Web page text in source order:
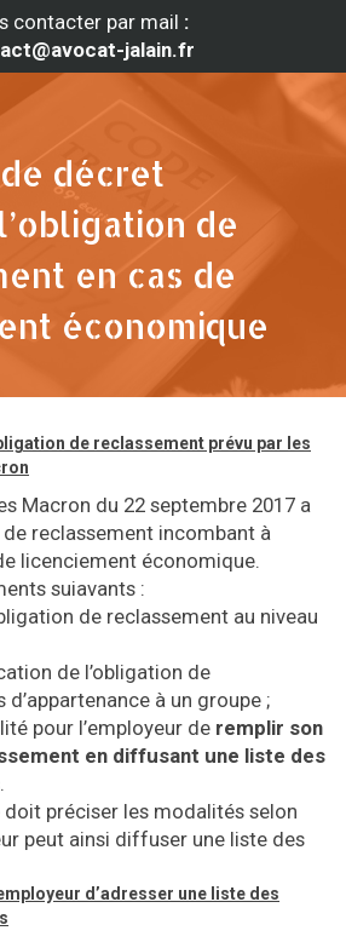
contacter par mail :
jalain.fr
décret
de
en cas de
économique
de reclassement prévu par les
Macron du 22 septembre 2017 a
reclassement incombant à
licenciement économique.
suiavants :
de reclassement au niveau
de l’obligation de
à un groupe ;
pour l’employeur de remplir son
en diffusant une liste des
.
préciser les modalités selon
peut ainsi diffuser une liste des
d’adresser une liste des